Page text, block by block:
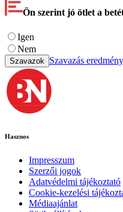
Ön szerint jó ötlet a
Igen
Nem
Szavazok Szavazás
Hasznos
Impresszum
Szerzői jogok
Adatvédelmi tájékoztató
Cookie-kezelési
Médiaajánlat